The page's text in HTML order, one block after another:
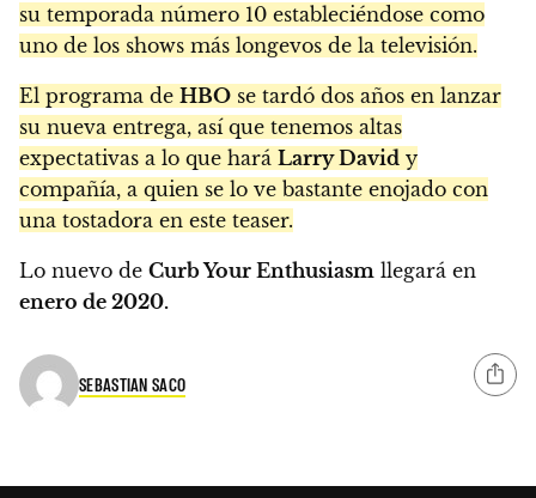
su temporada número 10 estableciéndose como
uno de los shows más longevos de la televisión.
El programa de HBO se tardó dos años en lanzar
su nueva entrega, así que tenemos altas
expectativas a lo que hará Larry David y
compañía, a quien se lo ve bastante enojado con
una tostadora en este teaser.
Lo nuevo de Curb Your Enthusiasm llegará en
enero de 2020.
SEBASTIAN SACO